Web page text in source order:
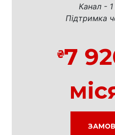
Канал -
Підтримка
7